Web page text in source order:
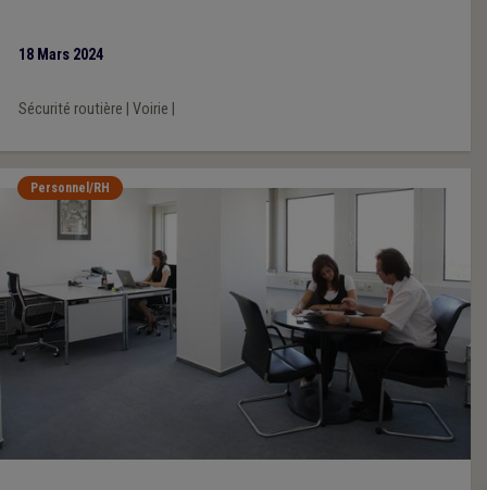
18 Mars 2024
Sécurité routière Voirie
Personnel/RH